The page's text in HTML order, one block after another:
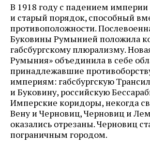
В 1918 году с падением империи
и старый порядок, способный
противоположности.
Буковины Румынией положила
габсбургскому плюрализму.
Румыния» объединила в себе
принадлежавшие
империям: габсбургскую
и Буковину, российскую
Имперские коридоры, некогда
Вену и Черновиц, Черновиц и
оказались отрезаны. Черновиц
пограничным городом.